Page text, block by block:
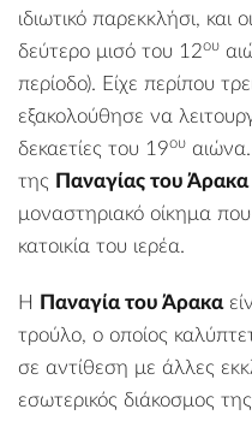
ιδιωτικό παρεκκλήσι,
δεύτερο μισό του 12ου
περίοδο). Είχε περίπου
εξακολούθησε να
δεκαετίες του 19ου
της Παναγίας του Άρακα
μοναστηριακό οίκημα
κατοικία του ιερέα.
Η Παναγία του Άρακα
τρούλο, ο οποίος
σε αντίθεση με άλλες
εσωτερικός διάκοσμος